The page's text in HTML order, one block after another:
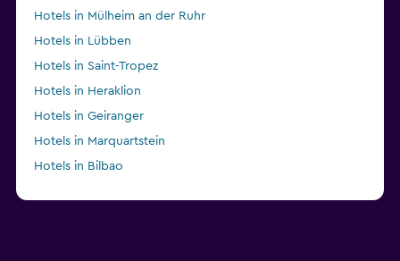
Hotels in Mülheim an der Ruhr
Hotels in Lübben
Hotels in Saint-Tropez
Hotels in Heraklion
Hotels in Geiranger
Hotels in Marquartstein
Hotels in Bilbao